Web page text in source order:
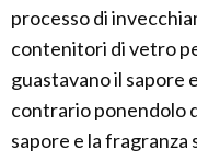
processo di
contenitori di vetro
guastavano il sapore
contrario ponendolo
sapore e la fragranza